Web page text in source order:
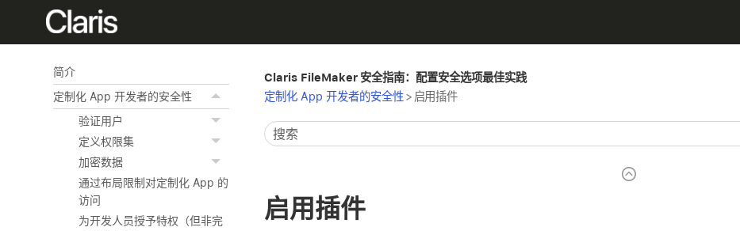
简介
定制化 App 开发者的安全性
验证用户
定义权限集
加密数据
通过布局限制对定制化 App 的
访问
为开发人员授予特权（但非完
Claris FileMaker 安全指南：配置安全选项最佳实践
定制化 App 开发者的安全性 > 启用插件
启用插件